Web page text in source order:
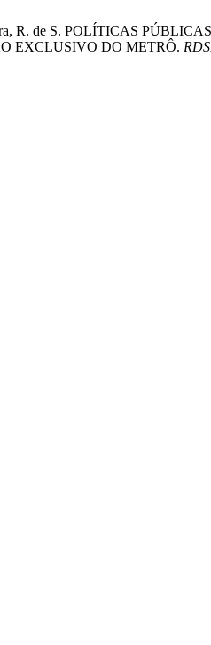
R. de S. POLÍTICAS
EXCLUSIVO DO METRÔ.